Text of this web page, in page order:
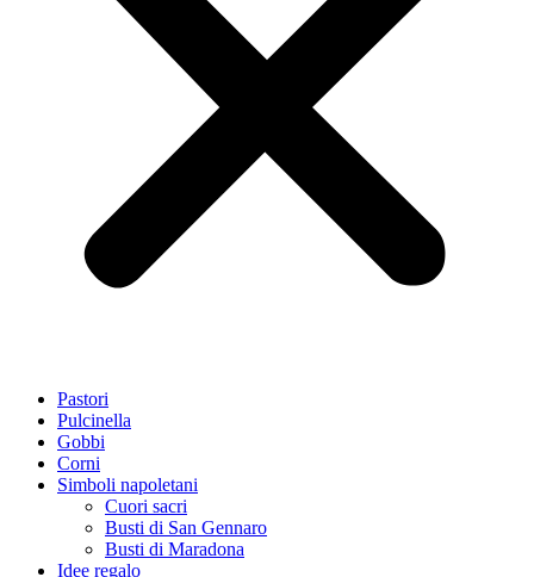
Pastori
Pulcinella
Gobbi
Corni
Simboli napoletani
Cuori sacri
Busti di San Gennaro
Busti di Maradona
Idee regalo